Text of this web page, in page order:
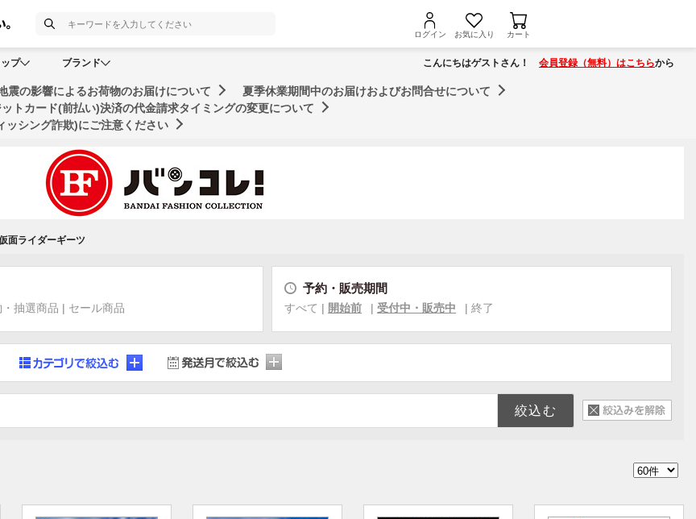
ログイン お気に入り カート
プ ブランド こんにちはゲストさん！ 会員登録（無料）はこちらから
震の影響によるお荷物のお届けについて
夏季休業期間中のお届けおよびお問合せについて
トカード(前払い)決済の代金請求タイミングの変更について
ッシング詐欺)にご注意ください
面ライダーギーツ
抽選商品 | セール商品
予約・販売期間
すべて | 開始前 | 受付中・販売中 |終了